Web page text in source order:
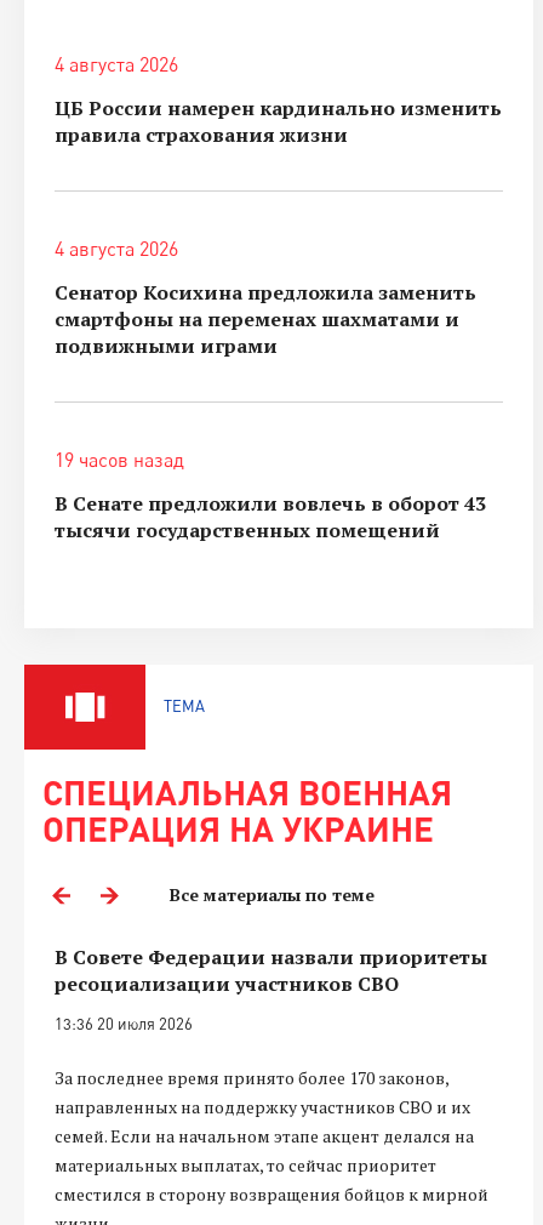
4 августа 2026
ЦБ России намерен кардинально изменить
правила страхования жизни
4 августа 2026
Сенатор Косихина предложила заменить
смартфоны на переменах шахматами и
подвижными играми
19 часов назад
В Сенате предложили вовлечь в оборот 43
тысячи государственных помещений
ТЕМА
СПЕЦИАЛЬНАЯ ВОЕННАЯ
ОПЕРАЦИЯ НА УКРАИНЕ
Все материалы по теме
В Совете Федерации назвали приоритеты
ресоциализации участников СВО
13:36 20 июля 2026
За последнее время принято более 170 законов,
направленных на поддержку участников СВО и их
семей. Если на начальном этапе акцент делался на
материальных выплатах, то сейчас приоритет
сместился в сторону возвращения бойцов к мирной